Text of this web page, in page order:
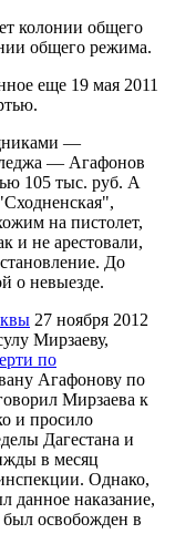
колонии общего
общего режима.
еще 19 мая 2011
—
— Агафонов
105 тыс. руб. А
на пистолет,
и не арестовали,
До
о невыезде.
27 ноября 2012
Мирзаеву,
по
Агафонову по
Мирзаева к
и просило
Дагестана и
в месяц
Однако,
данное наказание,
освобожден в